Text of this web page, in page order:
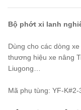
Bộ phớt xi lanh
Dùng cho các dòng
thương hiệu xe nâng
Liugong…
Mã phụ tùng: YF-K#2-